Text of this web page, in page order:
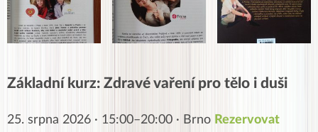
Základní kurz: Zdravé vaření pro tělo i duši
25. srpna 2026 · 15:00–20:00 · Brno Rezervovat